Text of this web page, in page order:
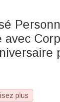
avec
plus